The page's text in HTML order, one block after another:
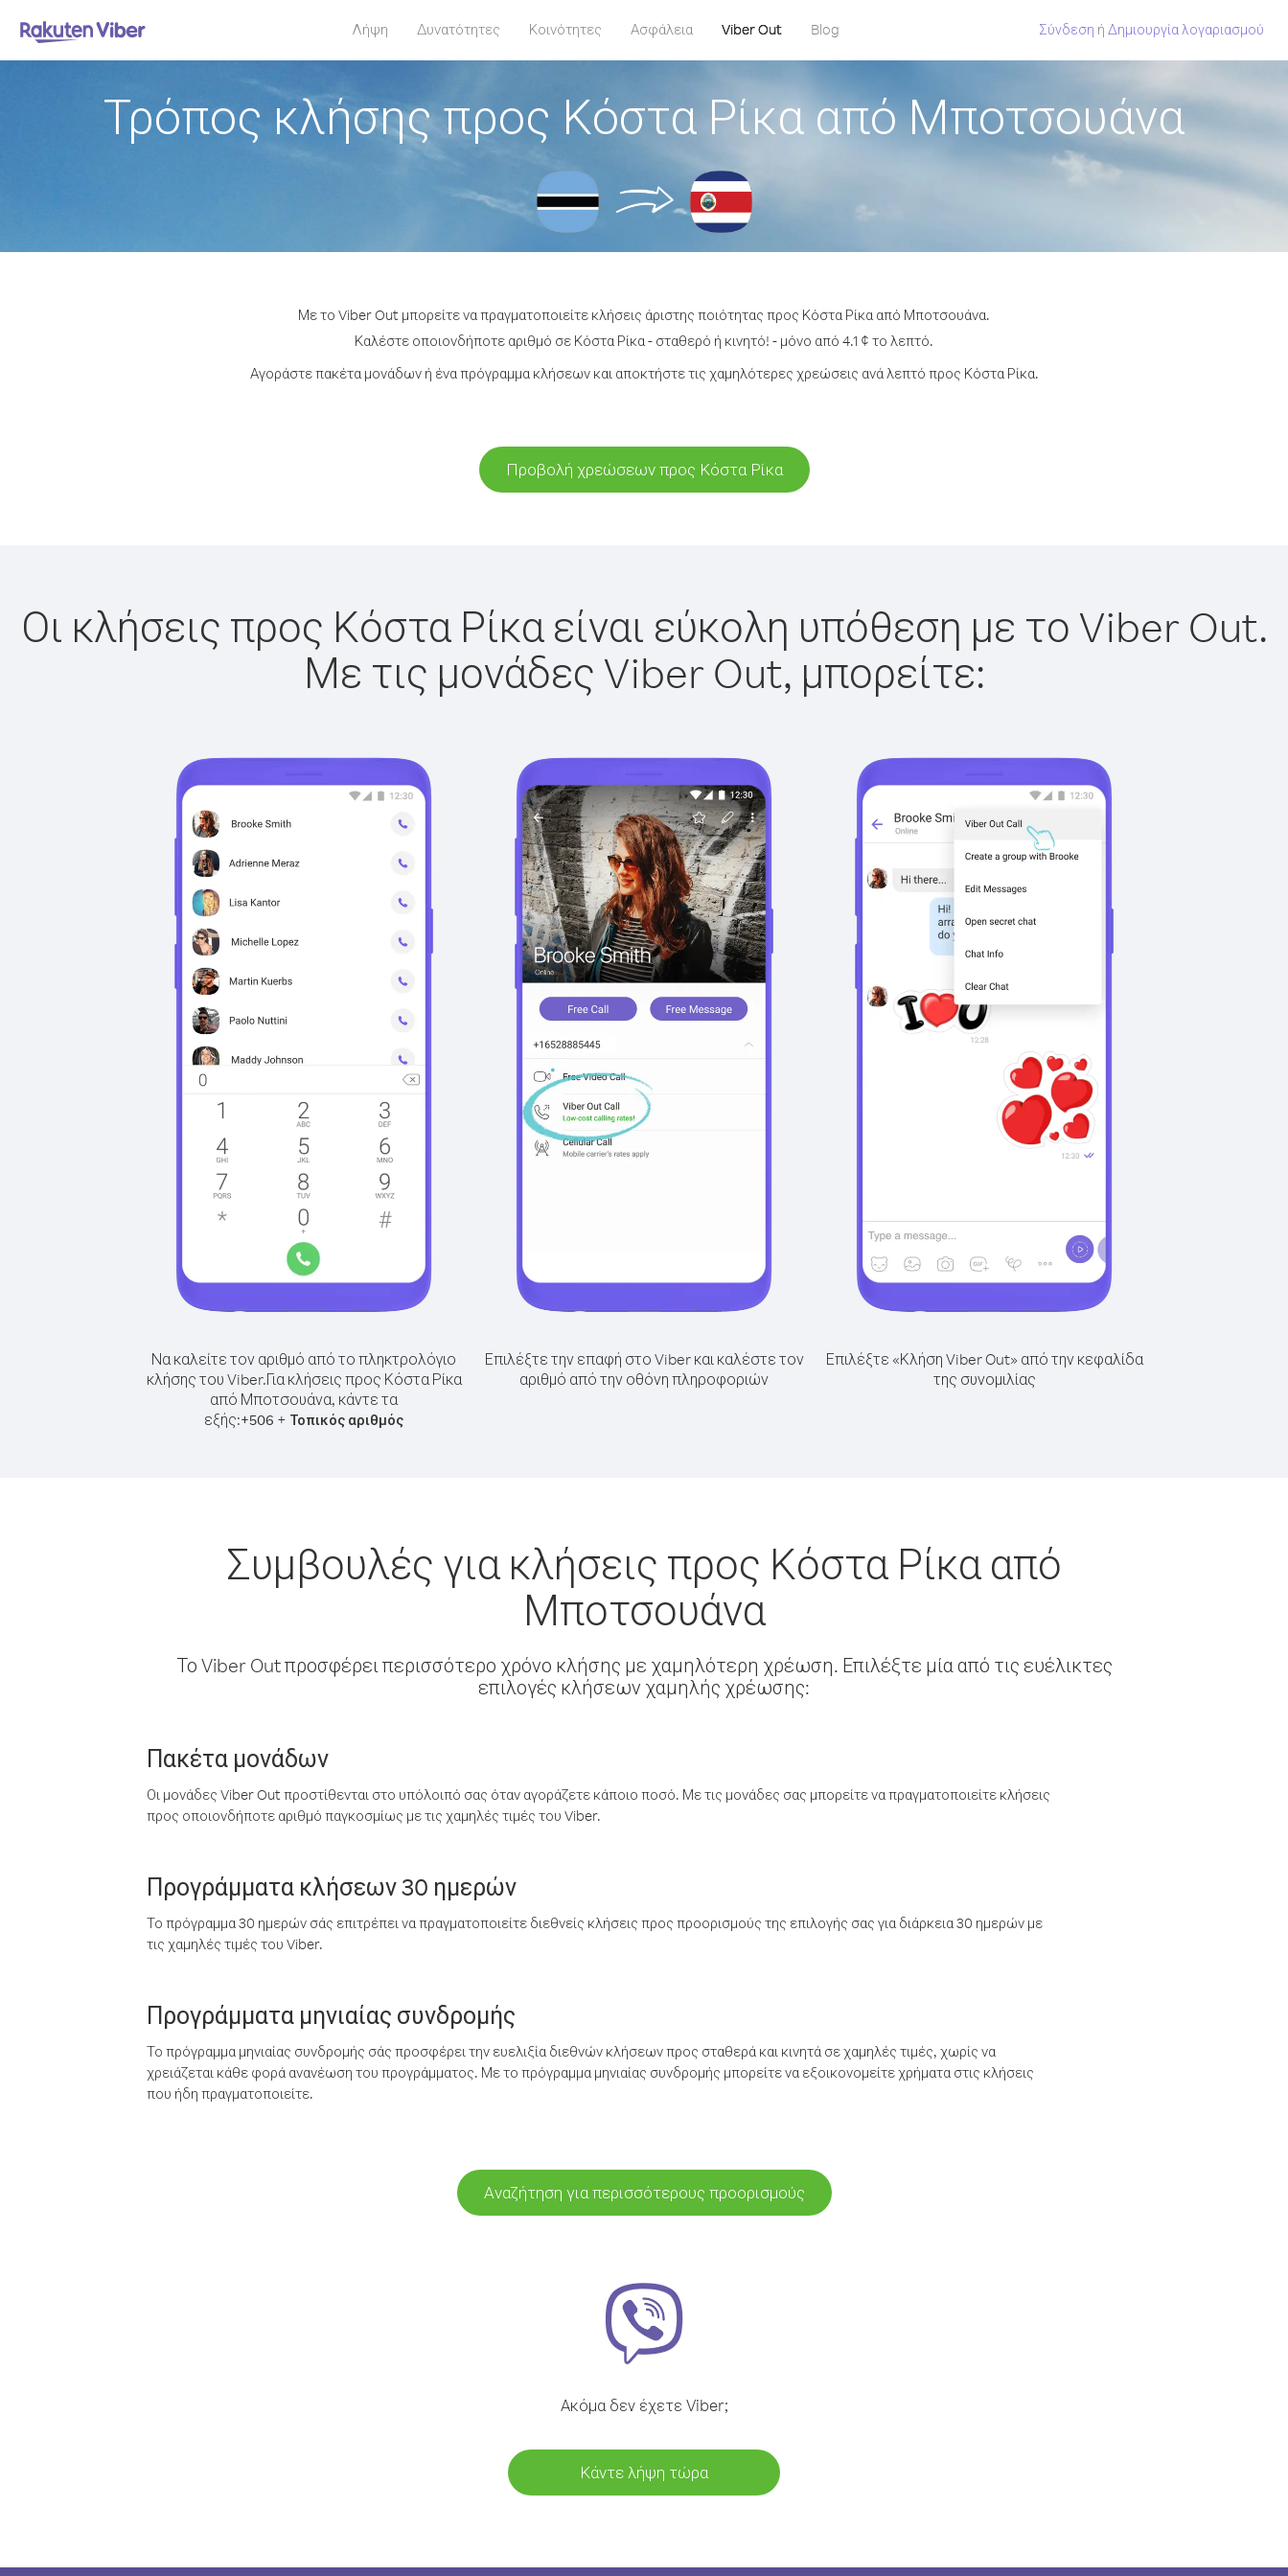
Λήψη Δυνατότητες Κοινότητες Ασφάλεια Viber Out Blog Σύνδεση ή Δημιουργία λογαριασμού
Τρόπος κλήσης προς Κόστα Ρίκα από Μποτσουάνα
Με το Viber Out μπορείτε να πραγματοποιείτε κλήσεις άριστης ποιότητας προς Κόστα Ρίκα από Μποτσουάνα.
Καλέστε οποιονδήποτε αριθμό σε Κόστα Ρίκα - σταθερό ή κινητό! - μόνο από 4.1 ¢ το λεπτό.
Αγοράστε πακέτα μονάδων ή ένα πρόγραμμα κλήσεων και αποκτήστε τις χαμηλότερες χρεώσεις ανά λεπτό προς Κόστα Ρίκα.
Προβολή χρεώσεων προς Κόστα Ρίκα
Οι κλήσεις προς Κόστα Ρίκα είναι εύκολη υπόθεση με το Viber Out.
Με τις μονάδες Viber Out, μπορείτε:
Να καλείτε τον αριθμό από το πληκτρολόγιο
κλήσης του Viber.Για κλήσεις προς Κόστα Ρίκα
από Μποτσουάνα, κάντε τα
εξής:+506 + Τοπικός αριθμός
Επιλέξτε την επαφή στο Viber και καλέστε τον
αριθμό από την οθόνη πληροφοριών
Επιλέξτε «Κλήση Viber Out» από την κεφαλίδα
της συνομιλίας
Συμβουλές για κλήσεις προς Κόστα Ρίκα από
Μποτσουάνα
Το Viber Out προσφέρει περισσότερο χρόνο κλήσης με χαμηλότερη χρέωση. Επιλέξτε μία από τις ευέλικτες
επιλογές κλήσεων χαμηλής χρέωσης:
Πακέτα μονάδων
Οι μονάδες Viber Out προστίθενται στο υπόλοιπό σας όταν αγοράζετε κάποιο ποσό. Με τις μονάδες σας μπορείτε να πραγματοποιείτε κλήσεις
προς οποιονδήποτε αριθμό παγκοσμίως με τις χαμηλές τιμές του Viber.
Προγράμματα κλήσεων 30 ημερών
Το πρόγραμμα 30 ημερών σάς επιτρέπει να πραγματοποιείτε διεθνείς κλήσεις προς προορισμούς της επιλογής σας για διάρκεια 30 ημερών με
τις χαμηλές τιμές του Viber.
Προγράμματα μηνιαίας συνδρομής
Το πρόγραμμα μηνιαίας συνδρομής σάς προσφέρει την ευελιξία διεθνών κλήσεων προς σταθερά και κινητά σε χαμηλές τιμές, χωρίς να
χρειάζεται κάθε φορά ανανέωση του προγράμματος. Με το πρόγραμμα μηνιαίας συνδρομής μπορείτε να εξοικονομείτε χρήματα στις κλήσεις
που ήδη πραγματοποιείτε.
Αναζήτηση για περισσότερους προορισμούς
Ακόμα δεν έχετε Viber;
Κάντε λήψη τώρα